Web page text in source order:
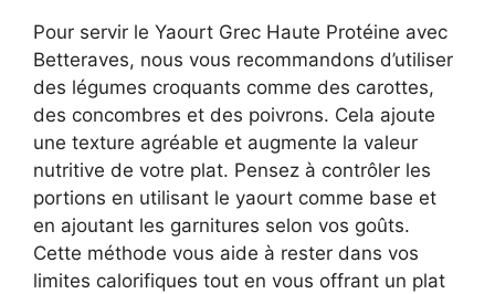
Pour servir le Yaourt Grec Haute Protéine avec
Betteraves, nous vous recommandons d’utiliser
des légumes croquants comme des carottes,
des concombres et des poivrons. Cela ajoute
une texture agréable et augmente la valeur
nutritive de votre plat. Pensez à contrôler les
portions en utilisant le yaourt comme base et
en ajoutant les garnitures selon vos goûts.
Cette méthode vous aide à rester dans vos
limites calorifiques tout en vous offrant un plat